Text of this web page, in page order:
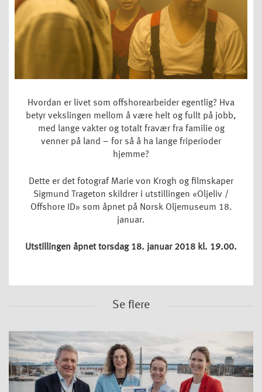
Hvordan er livet som offshorearbeider egentlig? Hva
betyr vekslingen mellom å være helt og fullt på jobb,
med lange vakter og totalt fravær fra familie og
venner på land – for så å ha lange friperioder
hjemme?
Dette er det fotograf Marie von Krogh og filmskaper
Sigmund Trageton skildrer i utstillingen «Oljeliv /
Offshore ID» som åpnet på Norsk Oljemuseum 18.
januar.
Utstillingen åpnet torsdag 18. januar 2018 kl. 19.00.
Se flere